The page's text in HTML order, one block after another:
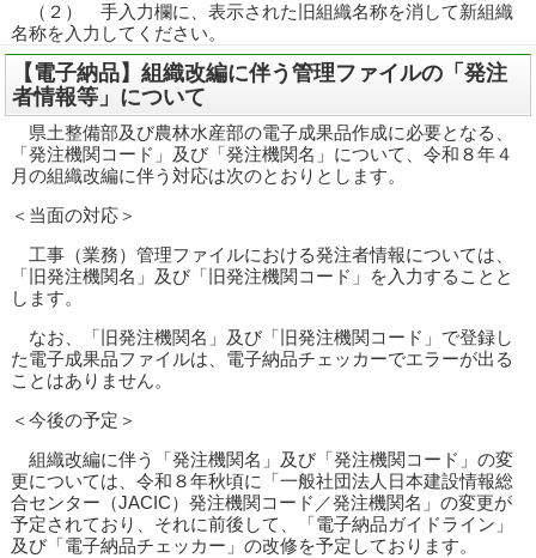
（２） 手入力欄に、表示された旧組織名称を消して新組織
名称を入力してください。
【電子納品】組織改編に伴う管理ファイルの「発注
者情報等」について
県土整備部及び農林水産部の電子成果品作成に必要となる、
「発注機関コード」及び「発注機関名」について、令和８年４
月の組織改編に伴う対応は次のとおりとします。
＜当面の対応＞
工事（業務）管理ファイルにおける発注者情報については、
「旧発注機関名」及び「旧発注機関コード」を入力することと
します。
なお、「旧発注機関名」及び「旧発注機関コード」で登録し
た電子成果品ファイルは、電子納品チェッカーでエラーが出る
ことはありません。
＜今後の予定＞
組織改編に伴う「発注機関名」及び「発注機関コード」の変
更については、令和８年秋頃に「一般社団法人日本建設情報総
合センター（JACIC）発注機関コード／発注機関名」の変更が
予定されており、それに前後して、「電子納品ガイドライン」
及び「電子納品チェッカー」の改修を予定しております。